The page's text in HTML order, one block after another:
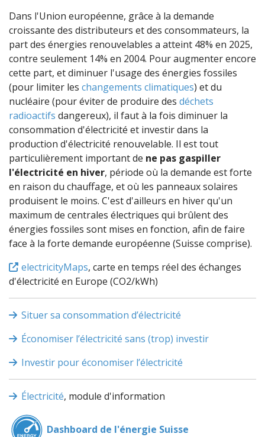
Dans l'Union européenne, grâce à la demande
croissante des distributeurs et des consommateurs, la
part des énergies renouvelables a atteint 48% en 2025,
contre seulement 14% en 2004. Pour augmenter encore
cette part, et diminuer l'usage des énergies fossiles
(pour limiter les changements climatiques) et du
nucléaire (pour éviter de produire des déchets
radioactifs dangereux), il faut à la fois diminuer la
consommation d'électricité et investir dans la
production d'électricité renouvelable. Il est tout
particulièrement important de ne pas gaspiller
l'électricité en hiver, période où la demande est forte
en raison du chauffage, et où les panneaux solaires
produisent le moins. C'est d'ailleurs en hiver qu'un
maximum de centrales électriques qui brûlent des
énergies fossiles sont mises en fonction, afin de faire
face à la forte demande européenne (Suisse comprise).
electricityMaps, carte en temps réel des échanges
d'électricité en Europe (CO2/kWh)
Situer sa consommation d’électricité
Économiser l’électricité sans (trop) investir
Investir pour économiser l’électricité
Électricité, module d'information
Dashboard de l'énergie Suisse